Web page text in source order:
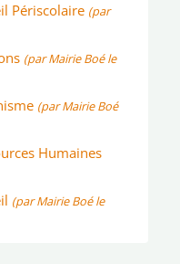
Périscolaire (par
(par Mairie Boé le
(par Mairie Boé
Humaines
(par Mairie Boé le